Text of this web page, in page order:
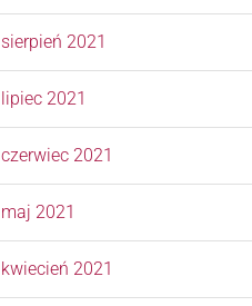
sierpień 2021
lipiec 2021
czerwiec 2021
maj 2021
kwiecień 2021